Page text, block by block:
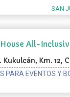
SAN
All-
Kukulcán, Km. 12,
PARA EVENTOS Y